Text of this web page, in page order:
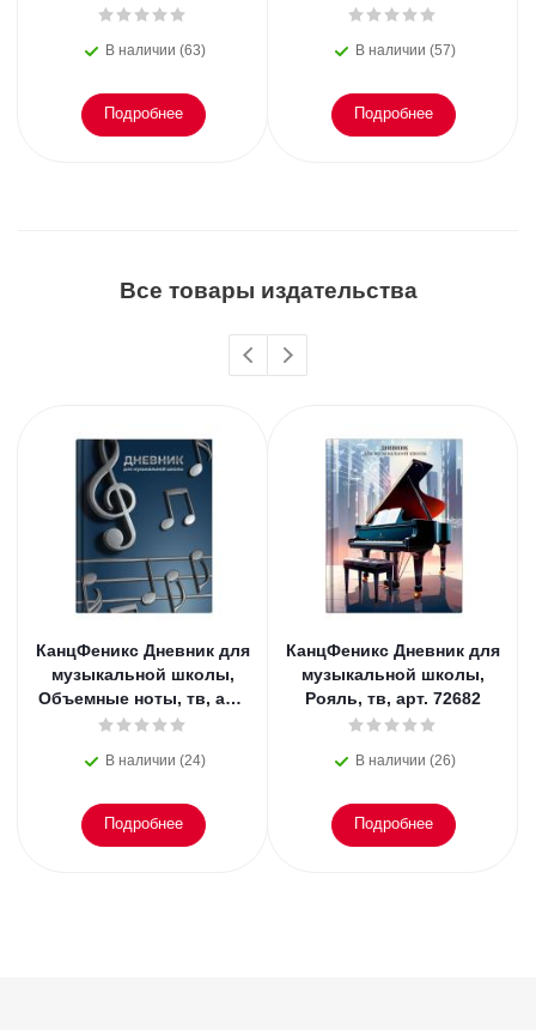
В наличии (63)
Подробнее
В наличии (57)
Подробнее
Все товары издательства
КанцФеникс Дневник для
музыкальной школы,
Объемные ноты, тв, арт.
72683
В наличии (24)
Подробнее
КанцФеникс Дневник для
музыкальной школы,
Рояль, тв, арт. 72682
В наличии (26)
Подробнее